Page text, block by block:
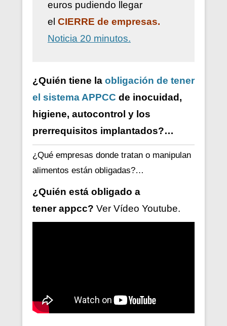
euros pudiendo llegar
el CIERRE de empresas.
Noticia 20 minutos.
¿Quién tiene la obligación de tener
el sistema APPCC de inocuidad,
higiene, autocontrol y los
prerrequisitos implantados?…
¿Qué empresas donde tratan o manipulan
alimentos están obligadas?…
¿Quién está obligado a
tenerappcc? Ver Vídeo Youtube.